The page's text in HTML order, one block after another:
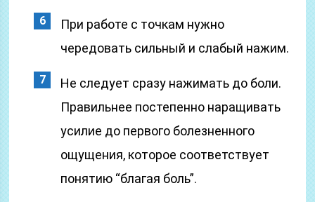
При работе с точкам нужно
чередовать сильный и слабый нажим.
Не следует сразу нажимать до боли.
Правильнее постепенно наращивать
усилие до первого болезненного
ощущения, которое соответствует
понятию “благая боль”.